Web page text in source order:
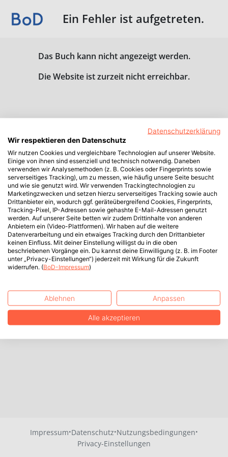
Ein Fehler ist aufgetreten.
Das Buch kann nicht angezeigt werden.
Die Website ist zurzeit nicht erreichbar.
Impressum·Datenschutz·Nutzungsbedingungen·
Privacy-Einstellungen
Datenschutzerklärung
Wir respektieren den Datenschutz
Wir nutzen Cookies und vergleichbare Technologien auf unserer Website.
Einige von ihnen sind essenziell und technisch notwendig. Daneben
verwenden wir Analysemethoden (z. B. Cookies oder Fingerprints sowie
serverseitiges Tracking), um zu messen, wie häufig unsere Seite besucht
und wie sie genutzt wird. Wir verwenden Trackingtechnologien zu
Marketingzwecken und setzen hierzu serverseitiges Tracking sowie auch
Drittanbieter ein, wodurch ggf. geräteübergreifend Cookies, Fingerprints,
Tracking-Pixel, IP-Adressen sowie gehashte E-Mail-Adressen genutzt
werden. Auf unserer Seite betten wir zudem Drittinhalte von anderen
Anbietern ein (Video-Plattformen). Wir haben auf die weitere
Datenverarbeitung und ein etwaiges Tracking durch den Drittanbieter
keinen Einfluss. Mit deiner Einstellung willigst du in die oben
beschriebenen Vorgänge ein. Du kannst deine Einwilligung (z. B. im Footer
unter „Privacy-Einstellungen“) jederzeit mit Wirkung für die Zukunft
widerrufen. (BoD-Impressum)
Ablehnen Anpassen
Alle akzeptieren